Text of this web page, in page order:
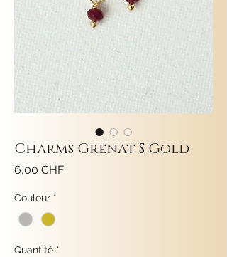
Charms Grenat S Gold
6,00 CHFPrix
Couleur *
Quantité *